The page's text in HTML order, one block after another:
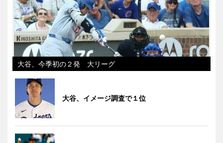
大谷、今季初の２発 大リーグ
大谷、イメージ調査で１位